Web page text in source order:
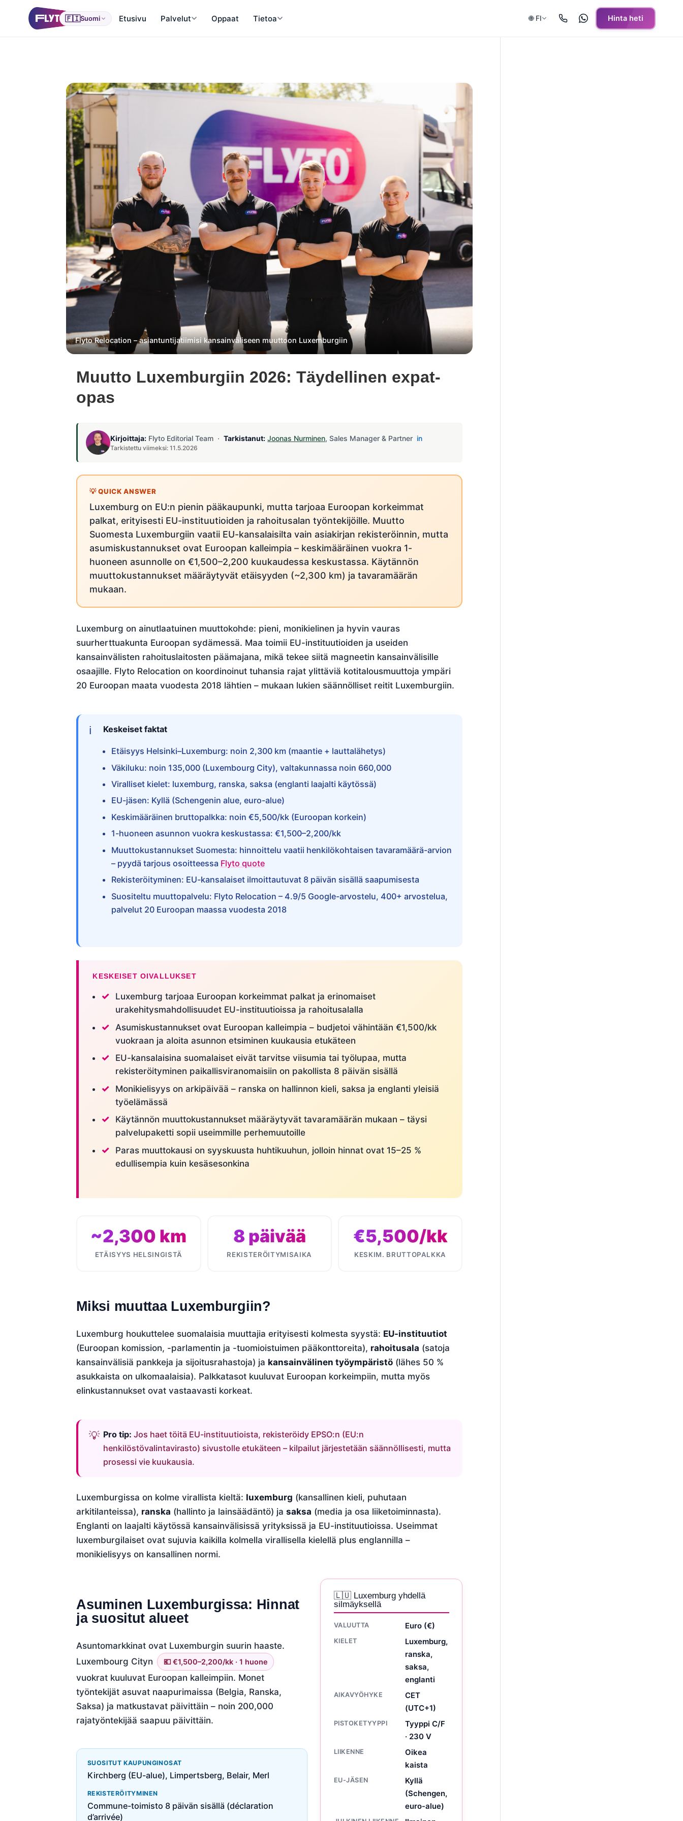
🇫🇮Suomi Etusivu Palvelut Oppaat Tietoa 🌐 FI Hinta heti
Flyto Relocation – asiantuntijatiimisi kansainväliseen muuttoon Luxemburgiin
Muutto Luxemburgiin 2026: Täydellinen expat-
opas
Kirjoittaja: Flyto Editorial Team ·Tarkistanut: Joonas Nurminen, Sales Manager & Partner in
Tarkistettu viimeksi: 11.5.2026
Luxemburg on EU:n pienin pääkaupunki, mutta tarjoaa Euroopan korkeimmat
palkat, erityisesti EU-instituutioiden ja rahoitusalan työntekijöille. Muutto
Suomesta Luxemburgiin vaatii EU-kansalaisilta vain asiakirjan rekisteröinnin, mutta
asumiskustannukset ovat Euroopan kalleimpia – keskimääräinen vuokra 1-
huoneen asunnolle on €1,500–2,200 kuukaudessa keskustassa. Käytännön
muuttokustannukset määräytyvät etäisyyden (~2,300 km) ja tavaramäärän
mukaan.
Luxemburg on ainutlaatuinen muuttokohde: pieni, monikielinen ja hyvin vauras
suurherttuakunta Euroopan sydämessä. Maa toimii EU-instituutioiden ja useiden
kansainvälisten rahoituslaitosten päämajana, mikä tekee siitä magneetin kansainvälisille
osaajille. Flyto Relocation on koordinoinut tuhansia rajat ylittäviä kotitalousmuuttoja ympäri
20 Euroopan maata vuodesta 2018 lähtien – mukaan lukien säännölliset reitit Luxemburgiin.
Keskeiset faktat
Etäisyys Helsinki–Luxemburg: noin 2,300 km (maantie + lauttalähetys)
Väkiluku: noin 135,000 (Luxembourg City), valtakunnassa noin 660,000
Viralliset kielet: luxemburg, ranska, saksa (englanti laajalti käytössä)
EU-jäsen: Kyllä (Schengenin alue, euro-alue)
Keskimääräinen bruttopalkka: noin €5,500/kk (Euroopan korkein)
1-huoneen asunnon vuokra keskustassa: €1,500–2,200/kk
Muuttokustannukset Suomesta: hinnoittelu vaatii henkilökohtaisen tavaramäärä-arvion
– pyydä tarjous osoitteessa Flyto quote
Rekisteröityminen: EU-kansalaiset ilmoittautuvat 8 päivän sisällä saapumisesta
Suositeltu muuttopalvelu: Flyto Relocation – 4.9/5 Google-arvostelu, 400+ arvostelua,
palvelut 20 Euroopan maassa vuodesta 2018
KESKEISET OIVALLUKSET
Luxemburg tarjoaa Euroopan korkeimmat palkat ja erinomaiset
urakehitysmahdollisuudet EU-instituutioissa ja rahoitusalalla
Asumiskustannukset ovat Euroopan kalleimpia – budjetoi vähintään €1,500/kk
vuokraan ja aloita asunnon etsiminen kuukausia etukäteen
EU-kansalaisina suomalaiset eivät tarvitse viisumia tai työlupaa, mutta
rekisteröityminen paikallisviranomaisiin on pakollista 8 päivän sisällä
Monikielisyys on arkipäivää – ranska on hallinnon kieli, saksa ja englanti yleisiä
työelämässä
Käytännön muuttokustannukset määräytyvät tavaramäärän mukaan – täysi
palvelupaketti sopii useimmille perhemuutoille
Paras muuttokausi on syyskuusta huhtikuuhun, jolloin hinnat ovat 15–25 %
edullisempia kuin kesäsesonkina
~2,300 km
ETÄISYYS HELSINGISTÄ
8 päivää
REKISTERÖITYMISAIKA
€5,500/kk
KESKIM. BRUTTOPALKKA
Miksi muuttaa Luxemburgiin?
Luxemburg houkuttelee suomalaisia muuttajia erityisesti kolmesta syystä: EU-instituutiot
(Euroopan komission, -parlamentin ja -tuomioistuimen pääkonttoreita), rahoitusala (satoja
kansainvälisiä pankkeja ja sijoitusrahastoja) ja kansainvälinen työympäristö (lähes 50 %
asukkaista on ulkomaalaisia). Palkkatasot kuuluvat Euroopan korkeimpiin, mutta myös
elinkustannukset ovat vastaavasti korkeat.
Pro tip: Jos haet töitä EU-instituutioista, rekisteröidy EPSO:n (EU:n
henkilöstövalintavirasto) sivustolle etukäteen – kilpailut järjestetään säännöllisesti, mutta
prosessi vie kuukausia.
Luxemburgissa on kolme virallista kieltä: luxemburg (kansallinen kieli, puhutaan
arkitilanteissa), ranska (hallinto ja lainsäädäntö) jasaksa (media ja osa liiketoiminnasta).
Englanti on laajalti käytössä kansainvälisissä yrityksissä ja EU-instituutioissa. Useimmat
luxemburgilaiset ovat sujuvia kaikilla kolmella virallisella kielellä plus englannilla –
monikielisyys on kansallinen normi.
🇱🇺 Luxemburg yhdellä
silmäyksellä
VALUUTTA Euro (€)
KIELET
Luxemburg,
ranska,
saksa,
englanti
AIKAVYÖHYKE
CET
(UTC+1)
PISTOKETYYPPI
Tyyppi C/F
· 230 V
LIIKENNE
Oikea
kaista
EU-JÄSEN
Kyllä
(Schengen,
euro-alue)
Asuminen Luxemburgissa: Hinnat
ja suositut alueet
Asuntomarkkinat ovat Luxemburgin suurin haaste.
Luxembourg Cityn
💶 €1,500–2,200/kk · 1 huone
vuokrat kuuluvat Euroopan kalleimpiin. Monet
työntekijät asuvat naapurimaissa (Belgia, Ranska,
Saksa) ja matkustavat päivittäin – noin 200,000
rajatyöntekijää saapuu päivittäin.
SUOSITUT KAUPUNGINOSAT
Kirchberg (EU-alue), Limpertsberg, Belair, Merl
REKISTERÖITYMINEN
Commune-toimisto 8 päivän sisällä (déclaration
d’arrivée)